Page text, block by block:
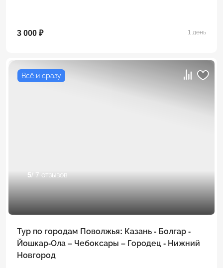
3 000 ₽ 1 день
Всё и сразу
5/ 7 отзывов
Тур по городам Поволжья: Казань - Болгар -
Йошкар-Ола – Чебоксары – Городец - Нижний
Новгород